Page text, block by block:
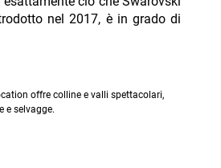
nel 2017, è in grado di
offre colline e valli spettacolari,
e selvagge.